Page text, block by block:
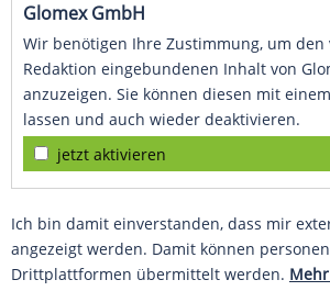
Glomex GmbH
Wir benötigen Ihre Zustimmung, um den
Redaktion eingebundenen Inhalt von
anzuzeigen. Sie können diesen mit
lassen und auch wieder deaktivieren.
jetzt aktivieren
Ich bin damit einverstanden, dass mir
angezeigt werden. Damit können
Drittplattformen übermittelt werden.